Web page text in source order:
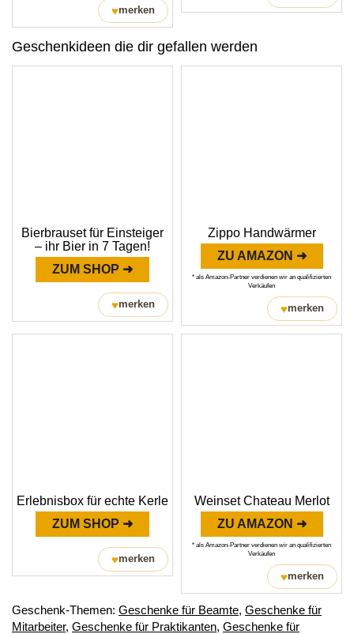
♥merken
Geschenkideen die dir gefallen werden
Bierbrauset für Einsteiger
– ihr Bier in 7 Tagen!
ZUM SHOP ➜
♥merken
Zippo Handwärmer
ZU AMAZON ➜
* als Amazon-Partner verdienen wir an qualifizierten
Verkäufen
♥merken
Erlebnisbox für echte Kerle
ZUM SHOP ➜
♥merken
Weinset Chateau Merlot
ZU AMAZON ➜
* als Amazon-Partner verdienen wir an qualifizierten
Verkäufen
♥merken
Geschenk-Themen: Geschenke für Beamte, Geschenke für
Mitarbeiter, Geschenke für Praktikanten, Geschenke für